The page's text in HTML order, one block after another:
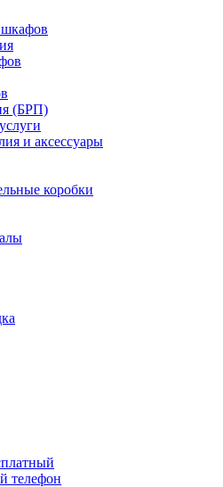
шкафов
(БРП)
и аксессуары
коробки
телефон